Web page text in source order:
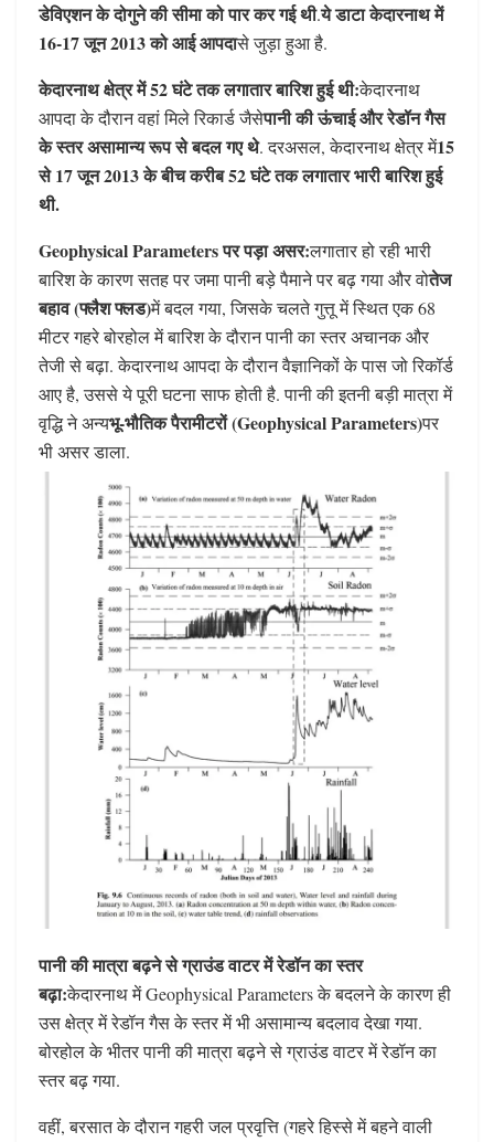
डेविएशन के दोगुने की सीमा को पार कर गई थी.ये डाटा केदारनाथ में
16-17 जून 2013 को आई आपदासे जुड़ा हुआ है.
केदारनाथ क्षेत्र में 52 घंटे तक लगातार बारिश हुई थी:केदारनाथ
आपदा के दौरान वहां मिले रिकार्ड जैसेपानी की ऊंचाई और रेडॉन गैस
के स्तर असामान्य रूप से बदल गए थे. दरअसल, केदारनाथ क्षेत्र में15
से 17 जून 2013 के बीच करीब 52 घंटे तक लगातार भारी बारिश हुई
थी.
Geophysical Parameters पर पड़ा असर:लगातार हो रही भारी
बारिश के कारण सतह पर जमा पानी बड़े पैमाने पर बढ़ गया और वोतेज
बहाव (फ्लैश फ्लड)में बदल गया, जिसके चलते गुत्तू में स्थित एक 68
मीटर गहरे बोरहोल में बारिश के दौरान पानी का स्तर अचानक और
तेजी से बढ़ा. केदारनाथ आपदा के दौरान वैज्ञानिकों के पास जो रिकॉर्ड
आए है, उससे ये पूरी घटना साफ होती है. पानी की इतनी बड़ी मात्रा में
वृद्धि ने अन्यभू-भौतिक पैरामीटरों (Geophysical Parameters)पर
भी असर डाला.
पानी की मात्रा बढ़ने से ग्राउंड वाटर में रेडॉन का स्तर
बढ़ा:केदारनाथ में Geophysical Parameters के बदलने के कारण ही
उस क्षेत्र में रेडॉन गैस के स्तर में भी असामान्य बदलाव देखा गया.
बोरहोल के भीतर पानी की मात्रा बढ़ने से ग्राउंड वाटर में रेडॉन का
स्तर बढ़ गया.
वहीं, बरसात के दौरान गहरी जल प्रवृत्ति (गहरे हिस्से में बहने वाली